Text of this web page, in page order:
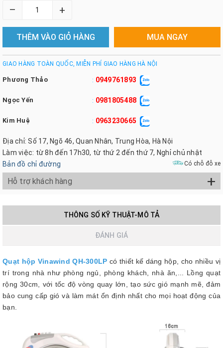
– +
THÊM VÀO GIỎ HÀNG MUA NGAY
GIAO HÀNG TOÀN QUỐC, MIỄN PHÍ GIAO HÀNG HÀ NỘI
Phương Thảo : 0949761893
Ngọc Yến : 0981805488
Kim Huệ : 0963230665
Địa chỉ: Số 17, Ngõ 46, Quan Nhân, Trung Hòa, Hà Nội
Làm việc: từ 8h đến 17h30, từ thứ 2 đến thứ 7, Nghỉ chủ nhật
Bản đồ chỉ đường
Có chỗ đỗ xe
Hỗ trợ khách hàng +
THÔNG SỐ KỸ THUẬT-MÔ TẢ
ĐÁNH GIÁ
Quạt hộp Vinawind QH-300LP có thiết kế dáng hộp, cho nhiều vị
trí trong nhà như phòng ngủ, phòng khách, nhà ăn,... Lồng quạt
rộng 30cm, với tốc độ vòng quay lớn, tạo sức gió mạnh mẽ, đảm
bảo cung cấp gió và làm mát ổn định nhất cho mọi hoạt động của
bạn.